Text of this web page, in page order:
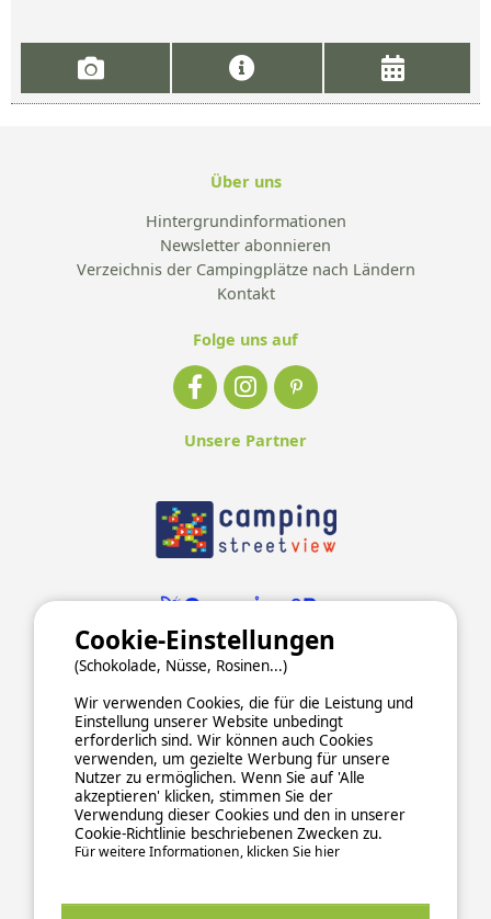
Über uns
Hintergrundinformationen
Newsletter abonnieren
Verzeichnis der Campingplätze nach Ländern
Kontakt
Folge uns auf
Unsere Partner
ALLGEMEINE NUTZUNGSBEDINGUNGEN
DATENSCHUTZERKLÄRUNGCOOKIESIMPRESSUM
Sichere und zuverlässige Zahlungsabwicklung
Cookie-Einstellungen
(Schokolade, Nüsse, Rosinen...)
Wir verwenden Cookies, die für die Leistung und
Einstellung unserer Website unbedingt
erforderlich sind. Wir können auch Cookies
verwenden, um gezielte Werbung für unsere
Nutzer zu ermöglichen. Wenn Sie auf 'Alle
akzeptieren' klicken, stimmen Sie der
Verwendung dieser Cookies und den in unserer
Cookie-Richtlinie beschriebenen Zwecken zu.
Für weitere Informationen, klicken Sie hier